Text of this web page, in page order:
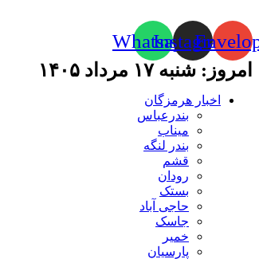
Instagram
Whatsapp
امروز: شنبه ۱۷ مرداد ۱۴۰۵
اخبار هرمزگان
بندرعباس
میناب
بندر لنگه
قشم
رودان
بستک
حاجی آباد
جاسک
خمیر
پارسیان